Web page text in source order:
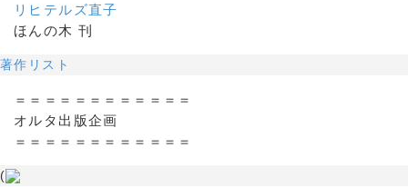
リヒテルズ直子
ほんの木 刊
著作リスト
＝＝＝＝＝＝＝＝＝＝＝＝
オルタ出版企画
＝＝＝＝＝＝＝＝＝＝＝＝
(